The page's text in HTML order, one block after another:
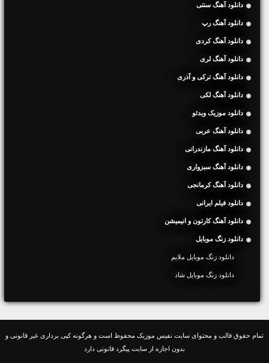
دانلود آهنگ سنتی
دانلود آهنگ رپ
دانلود آهنگ کردی
دانلود آهنگ لری
دانلود آهنگ ترکی و آذری
دانلود آهنگ لکی
دانلود موزیک ویدئو
دانلود آهنگ عربی
دانلود آهنگ مازندرانی
دانلود آهنگ سبزواری
دانلود آهنگ کرمانجی
دانلود فیلم ایرانی
دانلود آهنگ کارتون و انیمیشن
دانلود زنگ موبایل
دانلود زنگ موبایل ملایم
دانلود زنگ موبایل شاد
تمام حقوق قالب و محتوای سایت نفیس موزیک محفوظ است و هرگونه کپی برداری غیر قانونی و
بدون اجازه از سایت پیگرد قانونی دارد